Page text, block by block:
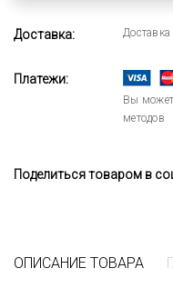
Доставка:
Платежи:
Вы
методов
Поделиться товаром в
ОПИСАНИЕ ТОВАРА